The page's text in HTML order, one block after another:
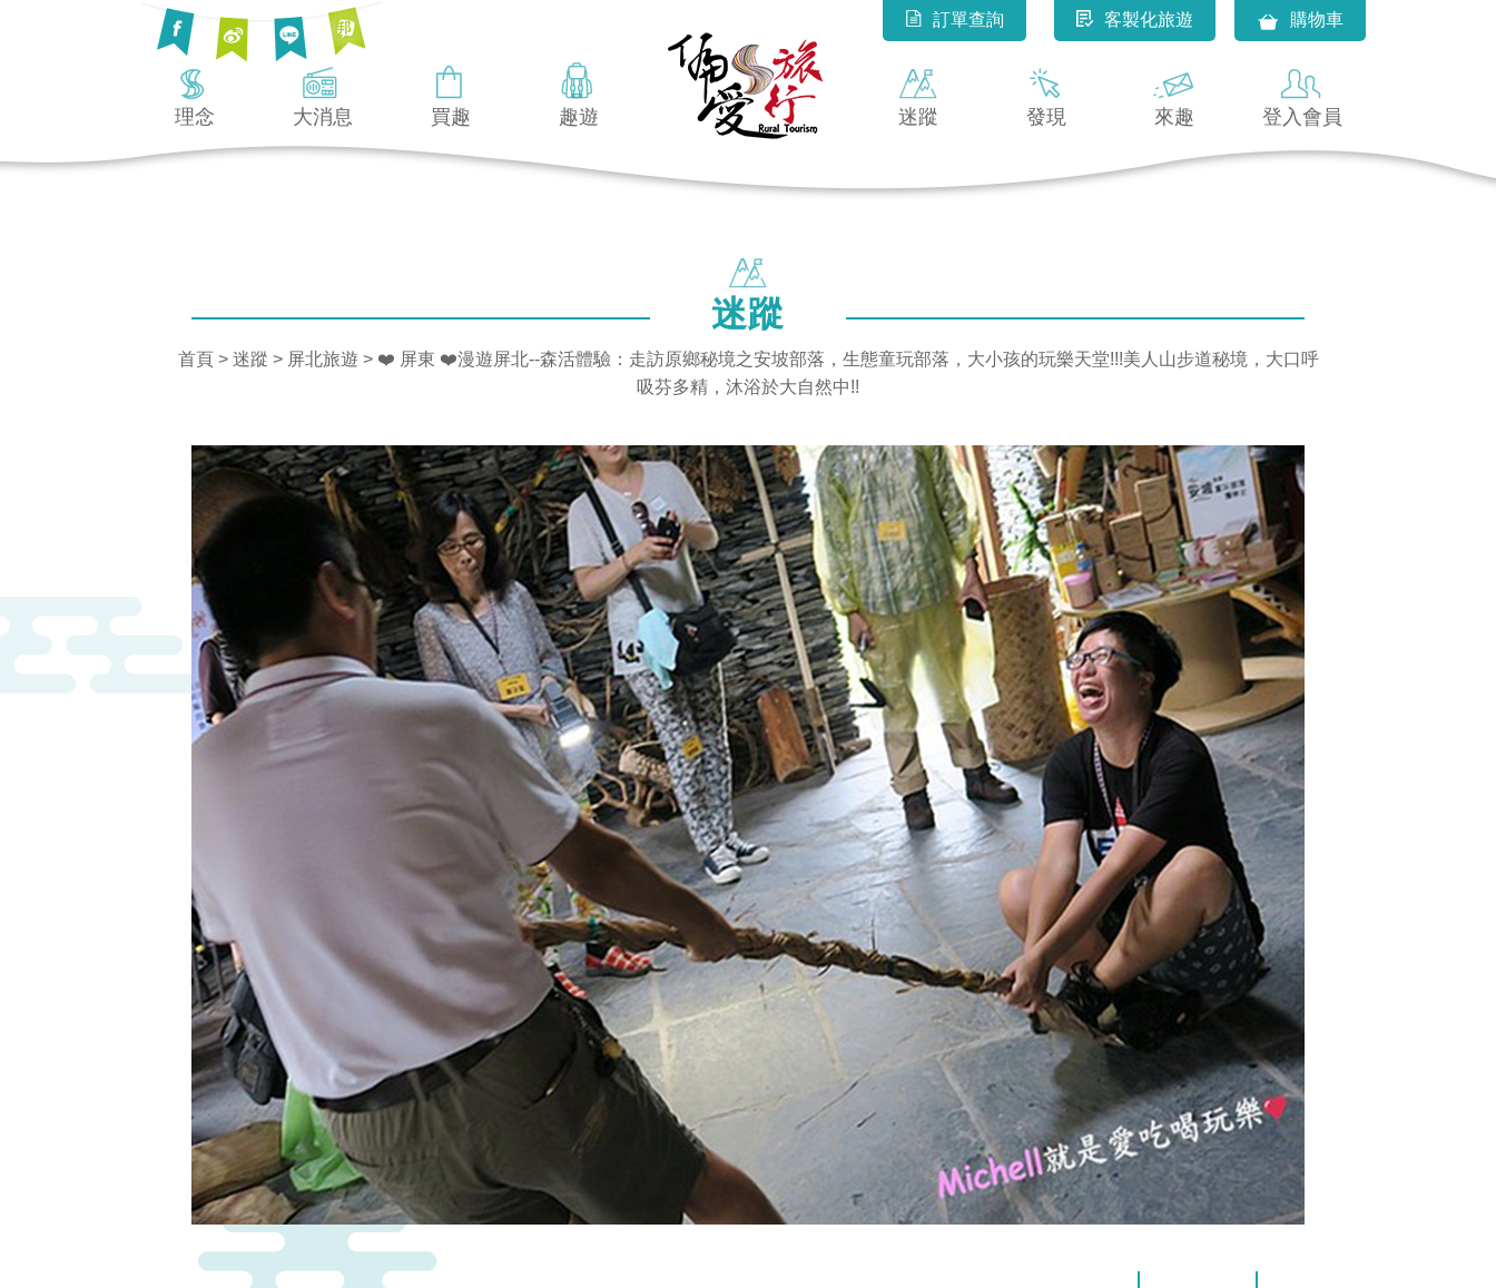
購物車
客製化旅遊
訂單查詢
理念 大消息 買趣 趣遊 迷蹤 發現 來趣 登入會員
迷蹤
首頁> 迷蹤 > 屏北旅遊 > ❤️ 屏東 ❤️漫遊屏北--森活體驗：走訪原鄉秘境之安坡部落，生態童玩部落，大小孩的玩樂天堂!!!美人山步道秘境，大口呼
吸芬多精，沐浴於大自然中!!